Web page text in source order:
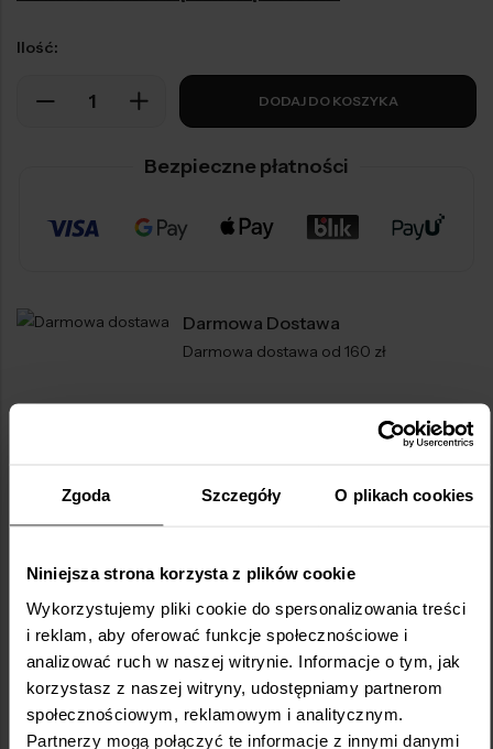
Zgoda Szczegóły O plikach cookies
Niniejsza strona korzysta z plików cookie
Wykorzystujemy pliki cookie do spersonalizowania treści
i reklam, aby oferować funkcje społecznościowe i
analizować ruch w naszej witrynie. Informacje o tym, jak
korzystasz z naszej witryny, udostępniamy partnerom
społecznościowym, reklamowym i analitycznym.
Partnerzy mogą połączyć te informacje z innymi danymi
Ilość:
DODAJ DO KOSZYKA
Bezpieczne płatności
Darmowa Dostawa
Darmowa dostawa od 160 zł
składniki, żeby wspierać kontrolę masy ciała.
Chlorella
Chlorella to alga słodkowodna, zaliczana do super
foods m.in. ze względu na swoje właściwości
wspierania detoksykacji organizmu *. Wykazuje
zdolność pochłaniania toksyn i ich usuwania **,